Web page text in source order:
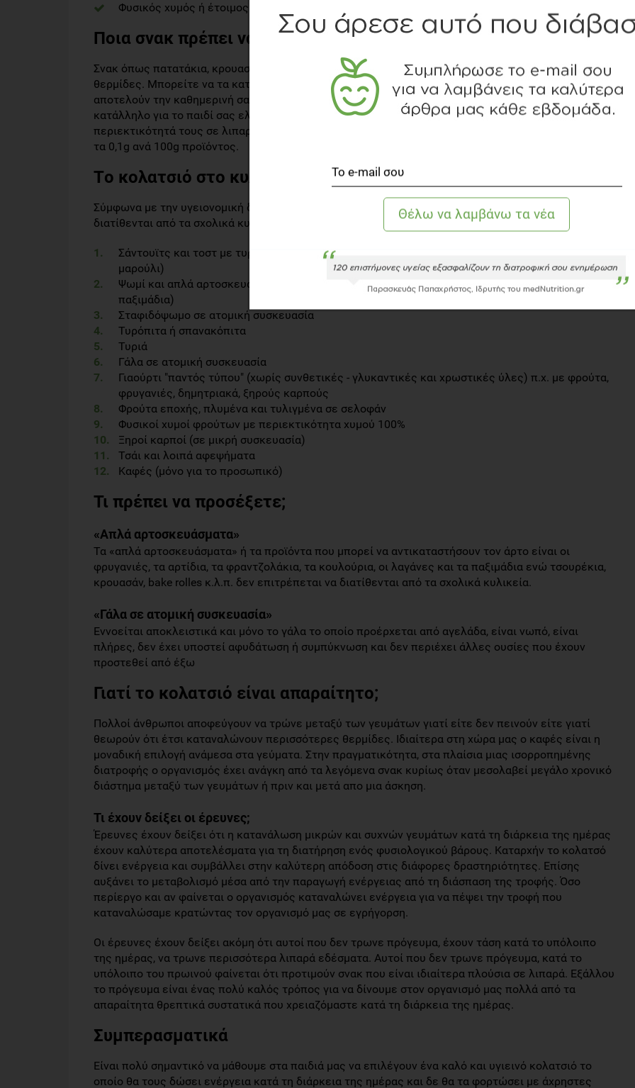
Φυσικός χυμός ή έτοιμος χωρίς ζάχαρη
Ποια σνακ πρέπει να αποφεύγονται;
Σνακ όπως πατατάκια, κρουασάν, σοκολάτες και γλυκά είναι πλούσια σε λιπαρά, ζάχαρη, αλάτι και
θερμίδες. Μπορείτε να τα καταναλώνετε κατά περιόδους σε μικρές ποσότητες αλλά δεν πρέπει να
αποτελούν την καθημερινή σας επιλογή. Για να είστε σίγουροι ότι αυτό που επιλέξατε είναι
κατάλληλο για το παιδί σας ελέγξτε τις ετικέτες των τροφίμων. Προτιμήστε τροφές που η
περιεκτικότητά τους σε λιπαρά δεν ξεπερνά τα 3g ανά 100g προϊόντος, η ζάχαρη τα 2g και το αλάτι
τα 0,1g ανά 100g προϊόντος.
Τo κολατσιό στο κυλικείο
Σύμφωνα με την υγειονομική διάταξη του 2006 από το Υπουργείο Υγείαςτα προϊόντα που μπορεί να
διατίθενται από τα σχολικά κυλικεία είναι τα εξής (κατάλογος ειδών):
Σάντουϊτς και τοστ με τυρί. Προαιρετική η προσθήκη εποχιακών λαχανικών (π.χ. ντομάτα,
μαρούλι)
Ψωμί και απλά αρτοσκευάσματα (φρυγανιές, αρτίδια, κουλούρια, φρατζολάκια, λαγάνες,
παξιμάδια)
Σταφιδόψωμο σε ατομική συσκευασία
Τυρόπιτα ή σπανακόπιτα
Τυριά
Γάλα σε ατομική συσκευασία
Γιαούρτι "παντός τύπου" (χωρίς συνθετικές - γλυκαντικές και χρωστικές ύλες) π.χ. με φρούτα,
φρυγανιές, δημητριακά, ξηρούς καρπούς
Φρούτα εποχής, πλυμένα και τυλιγμένα σε σελοφάν
Φυσικοί χυμοί φρούτων με περιεκτικότητα χυμού 100%
Ξηροί καρποί (σε μικρή συσκευασία)
Τσάι και λοιπά αφεψήματα
Καφές (μόνο για το προσωπικό)
Τι πρέπει να προσέξετε;
«Απλά αρτοσκευάσματα»
Τα «απλά αρτοσκευάσματα» ή τα προϊόντα που μπορεί να αντικαταστήσουν τον άρτο είναι οι
φρυγανιές, τα αρτίδια, τα φραντζολάκια, τα κουλούρια, οι λαγάνες και τα παξιμάδια ενώ τσουρέκια,
κρουασάν, bake rolles κ.λ.π. δεν επιτρέπεται να διατίθενται από τα σχολικά κυλικεία.
«Γάλα σε ατομική συσκευασία»
Εννοείται αποκλειστικά και μόνο το γάλα το οποίο προέρχεται από αγελάδα, είναι νωπό, είναι
πλήρες, δεν έχει υποστεί αφυδάτωση ή συμπύκνωση και δεν περιέχει άλλες ουσίες που έχουν
προστεθεί από έξω
Γιατί το κολατσιό είναι απαραίτητο;
Πολλοί άνθρωποι αποφεύγουν να τρώνε μεταξύ των γευμάτων γιατί είτε δεν πεινούν είτε γιατί
θεωρούν ότι έτσι καταναλώνουν περισσότερες θερμίδες. Ιδιαίτερα στη χώρα μας ο καφές είναι η
μοναδική επιλογή ανάμεσα στα γεύματα. Στην πραγματικότητα, στα πλαίσια μιας ισορροπημένης
διατροφής ο οργανισμός έχει ανάγκη από τα λεγόμενα σνακ κυρίως όταν μεσολαβεί μεγάλο χρονικό
διάστημα μεταξύ των γευμάτων ή πριν και μετά απο μια άσκηση.
Τι έχουν δείξει οι έρευνες;
Έρευνες έχουν δείξει ότι η κατανάλωση μικρών και συχνών γευμάτων κατά τη διάρκεια της ημέρας
έχουν καλύτερα αποτελέσματα για τη διατήρηση ενός φυσιολογικού βάρους. Καταρχήν το κολατσό
δίνει ενέργεια και συμβάλλει στην καλύτερη απόδοση στις διάφορες δραστηριότητες. Επίσης
αυξάνει το μεταβολισμό μέσα από την παραγωγή ενέργειας από τη διάσπαση της τροφής. Όσο
περίεργο και αν φαίνεται ο οργανισμός καταναλώνει ενέργεια για να πέψει την τροφή που
καταναλώσαμε κρατώντας τον οργανισμό μας σε εγρήγορση.
Οι έρευνες έχουν δείξει ακόμη ότι αυτοί που δεν τρωνε πρόγευμα, έχουν τάση κατά το υπόλοιπο
της ημέρας, να τρωνε περισσότερα λιπαρά εδέσματα. Αυτοί που δεν τρωνε πρόγευμα, κατά το
υπόλοιπο του πρωινού φαίνεται ότι προτιμούν σνακ που είναι ιδιαίτερα πλούσια σε λιπαρά. Εξάλλου
το πρόγευμα είναι ένας πολύ καλός τρόπος για να δίνουμε στον οργανισμό μας πολλά από τα
απαραίτητα θρεπτικά συστατικά που χρειαζόμαστε κατά τη διάρκεια της ημέρας.
Συμπερασματικά
Είναι πολύ σημαντικό να μάθουμε στα παιδιά μας να επιλέγουν ένα καλό και υγιεινό κολατσιό το
οποίο θα τους δώσει ενέργεια κατά τη διάρκεια της ημέρας και δε θα τα φορτώσει με άχρηστες